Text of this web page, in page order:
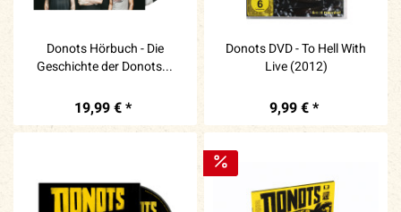
Donots Hörbuch - Die
Geschichte der Donots...
19,99 € *
Donots DVD - To Hell With
Live (2012)
9,99 € *